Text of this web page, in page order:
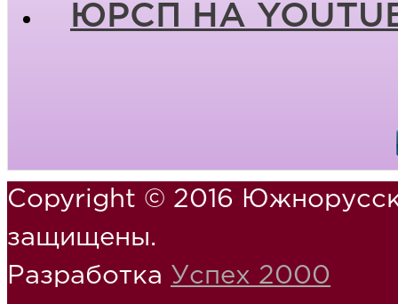
ЮРСП НА
Copyright © 2016
защищены.
Разработка Успех 2000